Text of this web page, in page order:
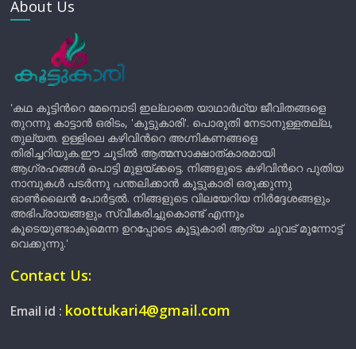
About Us
'കഥ കൂട്ടിന്‍റെ മേമ്പൊടി ഇല്ലാതെ യാഥാർഥ്യ ജീവിതങ്ങളെ
തുറന്നു കാട്ടാൻ ഒരിടം, 'കൂട്ടുകാരി'. പൊരുതി നേടാനുള്ളതല്ല,
തുല്യത. ഉള്ളിലെ കഴിവിന്‍റെ അഗ്നികണങ്ങളെ
തിരിച്ചറിയുക.ഈ ചൂടിൽ ആത്മസാക്ഷാത്കാരമായി
ആഗ്രഹങ്ങൾ പൊട്ടി മുളയ്ക്കട്ടെ. നിങ്ങളുടെ കഴിവിന്‍റെ പുതിയ
നാമ്പുകൾ പടർന്നു പന്തലിക്കാൻ കൂട്ടുകാരി ഒരുക്കുന്നു
ഓൺലൈൻ പോർട്ടൽ. നിങ്ങളുടെ വിലയേറിയ നിർദ്ദേശങ്ങളും
അഭിപ്രായങ്ങളും സ്വീകരിച്ചുകൊണ്ട് എന്നും
കൂടെയുണ്ടാകുമെന്ന ഉറപ്പോടെ കൂട്ടുകാരി ആദ്യ ചുവട് മുന്നോട്ട്
വെക്കുന്നു.'
Contact Us:
Email id : koottukari4@gmail.com